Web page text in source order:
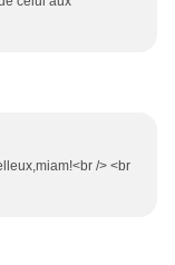
/> <br